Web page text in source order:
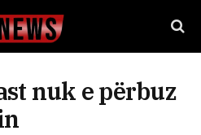
nuk e përbuz